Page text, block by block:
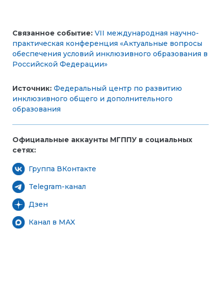
Связанное событие: VII международная научно-
практическая конференция «Актуальные вопросы
обеспечения условий инклюзивного образования в
Российской Федерации»
Источник: Федеральный центр по развитию
инклюзивного общего и дополнительного
образования
Официальные аккаунты МГППУ в социальных
сетях:
Группа ВКонтакте
Telegram-канал
Дзен
Канал в MAX